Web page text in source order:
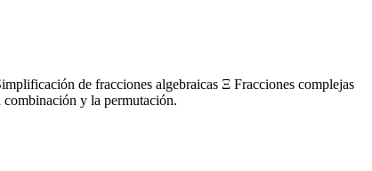
de fracciones algebraicas Ξ Fracciones complejas
y la permutación.